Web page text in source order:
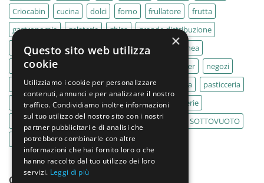
Criocabin
cucina dolci forno frullatore
frutta
gastronomia
gelaterie ghisa
grande distribuzione
IMPASTATRICE
impastatrici kebab
La Felsinea
MACELLERIA
mixer
negozi
Outlet
pane panifici panificio paninoteca
pasticceria
pasticcerie
pescherie pizza pizzeria
pizzerie
PLANETARIA
pub ristoranti ristorazione
SOTTOVUOTO
supermercati
tavole calde tostiere
CATEGORIE PRODOTTO
×
Questo sito web utilizza
cookie
Utilizziamo i cookie per personalizzare
contenuti, annunci e per analizzare il nostro
traffico. Condividiamo inoltre informazioni
sul tuo utilizzo del nostro sito con i nostri
partner pubblicitari e di analisi che
potrebbero combinarle con altre
informazioni che hai fornito loro o che
hanno raccolto dal tuo utilizzo dei loro
servizi. Leggi di più